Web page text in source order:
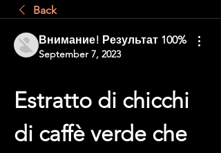
Back
Внимание! Результат 100%
September 7, 2023
Estratto di chicchi
di caffè verde che